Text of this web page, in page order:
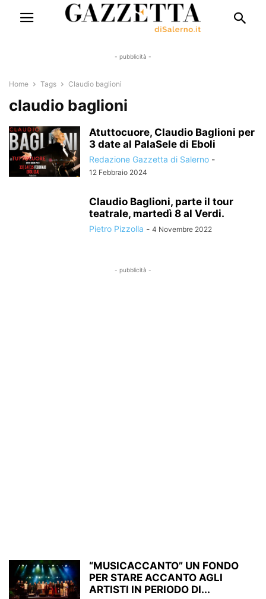
- pubblicità -
Home Tags Claudio baglioni
claudio baglioni
Atuttocuore, Claudio Baglioni per
3 date al PalaSele di Eboli
Redazione Gazzetta di Salerno -
12 Febbraio 2024
Claudio Baglioni, parte il tour
teatrale, martedì 8 al Verdi.
Pietro Pizzolla - 4 Novembre 2022
- pubblicità -
“MUSICACCANTO” UN FONDO
PER STARE ACCANTO AGLI
ARTISTI IN PERIODO DI...